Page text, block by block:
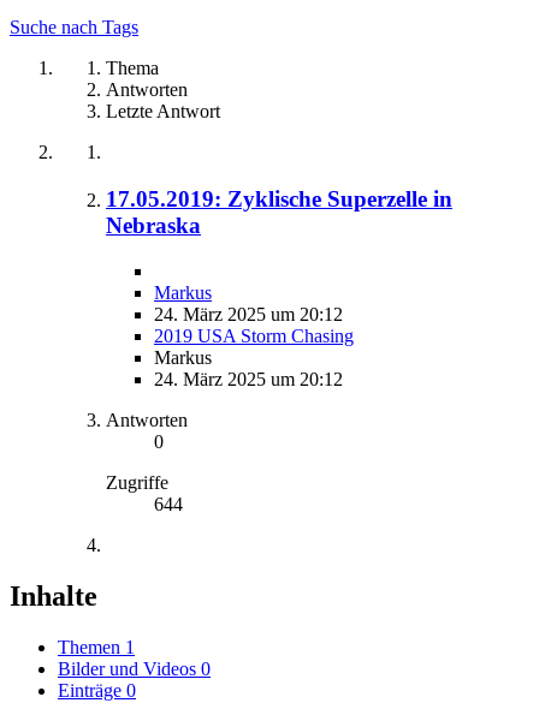
Suche nach Tags
Thema
Antworten
Letzte Antwort
17.05.2019: Zyklische Superzelle in
Nebraska
Markus
24. März 2025 um 20:12
2019 USA Storm Chasing
Markus
24. März 2025 um 20:12
Antworten
0
Zugriffe
644
Inhalte
Themen 1
Bilder und Videos 0
Einträge 0